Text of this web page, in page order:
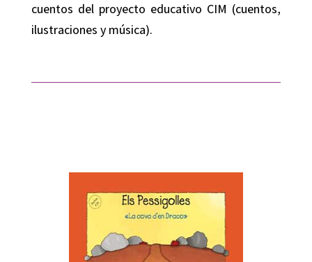
cuentos del proyecto educativo CIM (cuentos,
ilustraciones y música).